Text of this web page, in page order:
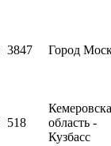
3847 Город
518
область -
Кузбасс